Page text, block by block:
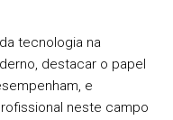
tecnologia na
destacar o papel
e
neste campo